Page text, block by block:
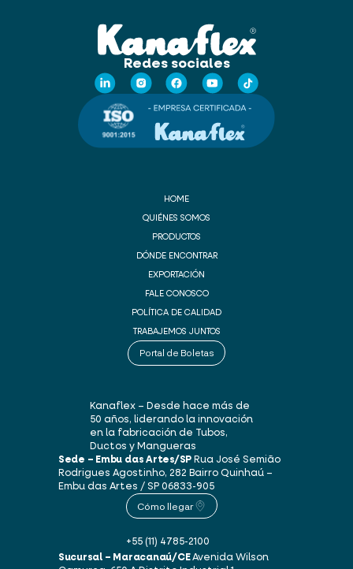
Redes sociales
HOME
QUIÉNES SOMOS
PRODUCTOS
DÓNDE ENCONTRAR
EXPORTACIÓN
FALE CONOSCO
POLÍTICA DE CALIDAD
TRABAJEMOS JUNTOS
Portal de Boletas
Kanaflex – Desde hace más de
50 años, liderando la innovación
en la fabricación de Tubos,
Ductos y Mangueras
Sede – Embu das Artes/SP Rua José Semião
Rodrigues Agostinho, 282 Bairro Quinhaú –
Embu das Artes / SP06833-905
Cómo llegar
+55 (11) 4785-2100
Sucursal – Maracanaú/CEAvenida Wilson